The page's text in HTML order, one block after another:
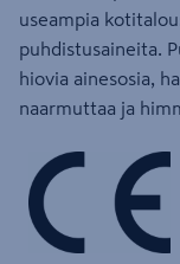
useampia
puhdistusaineita.
hiovia ainesosia,
naarmuttaa ja